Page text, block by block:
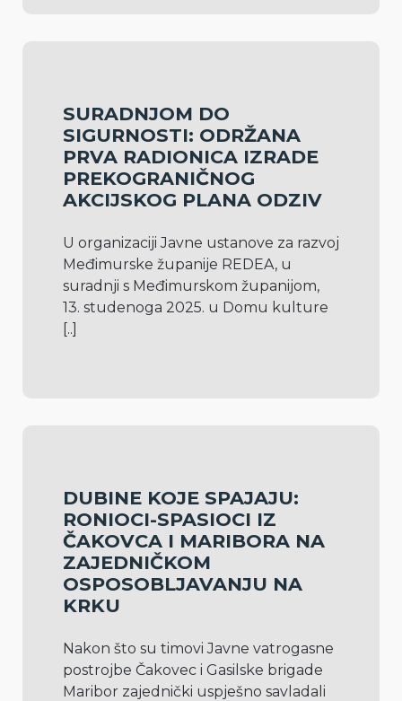
SURADNJOM DO
SIGURNOSTI: ODRŽANA
PRVA RADIONICA IZRADE
PREKOGRANIČNOG
AKCIJSKOG PLANA ODZIV
U organizaciji Javne ustanove za razvoj
Međimurske županije REDEA, u
suradnji s Međimurskom županijom,
[..]
DUBINE KOJE SPAJAJU:
RONIOCI-SPASIOCI IZ
ČAKOVCA I MARIBORA NA
ZAJEDNIČKOM
OSPOSOBLJAVANJU NA
KRKU
Nakon što su timovi Javne vatrogasne
postrojbe Čakovec i Gasilske brigade
Maribor zajednički uspješno savladali